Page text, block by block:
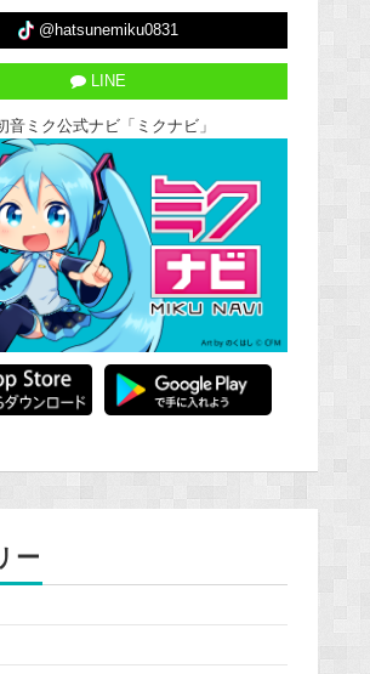
@hatsunemiku0831
LINE
音ミク公式ナビ「ミクナビ」
ー